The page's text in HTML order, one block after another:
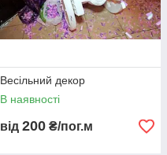
Весільний декор
В наявності
від 200 ₴/пог.м